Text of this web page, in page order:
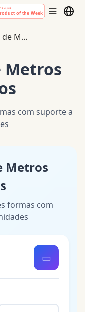
Calculadora de Metros Quadrados
Metros
com suporte a
Metros
formas com
▭